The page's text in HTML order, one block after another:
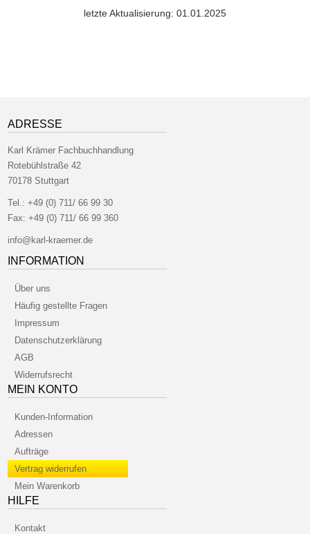
letzte Aktualisierung: 01.01.2025
ADRESSE
Karl Krämer Fachbuchhandlung
Rotebühlstraße 42
70178 Stuttgart
Tel.:+49 (0) 711/ 66 99 30
Fax: +49 (0) 711/ 66 99 360
info@karl-kraemer.de
INFORMATION
Über uns
Häufig gestellte Fragen
Impressum
Datenschutzerklärung
AGB
Widerrufsrecht
MEIN KONTO
Kunden-Information
Adressen
Aufträge
Vertrag widerrufen
Mein Warenkorb
HILFE
Kontakt